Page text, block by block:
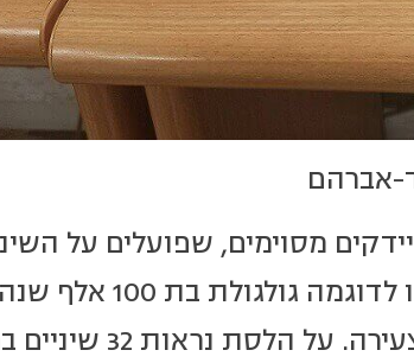
אברהם
מסוימים, שפועלים על
חיידקים אלה לא נעדרו כמובן מהפרהיסטוריה. קחו לדוגמה גולגולת בת 100 אלף שנה
שנמצאה במערת קפזה ליד נצרת ושייכת לבחורה